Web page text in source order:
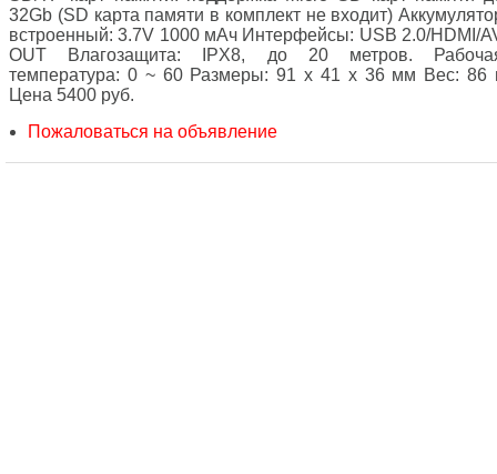
32Gb (SD карта памяти в комплект не входит)
встроенный: 3.7V 1000 мАч Интерфейсы: USB 2.0/HDMI/
OUT Влагозащита: IPX8, до 20 метров.
температура: 0 ~ 60 Размеры: 91 х 41 х 36 мм Вес: 86
Цена 5400 руб.
Пожаловаться на объявление